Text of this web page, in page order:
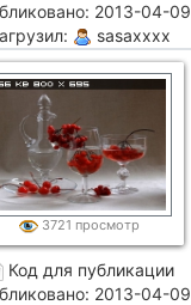
2013-04-09
sasaxxxx
3721 просмотр
Код для публикации
2013-04-09